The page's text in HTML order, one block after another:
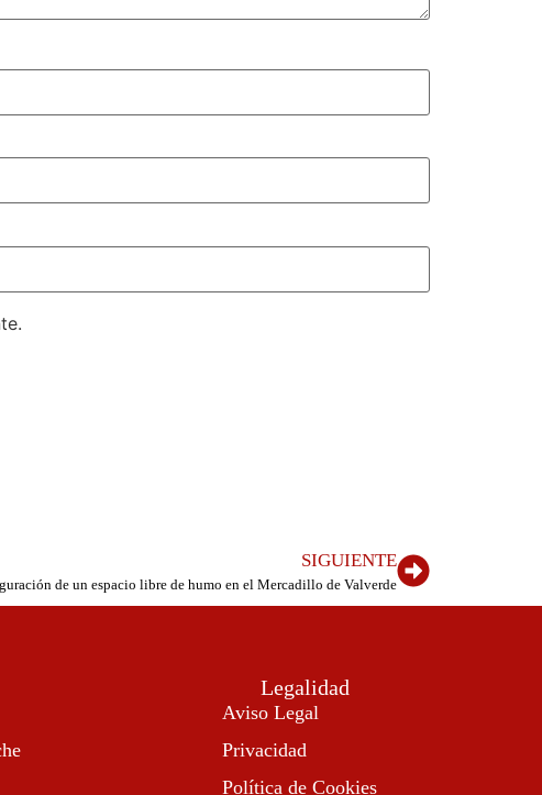
SIGUIENTE
de un espacio libre de humo en el Mercadillo de Valverde
Legalidad
Aviso Legal
Privacidad
Política de Cookies